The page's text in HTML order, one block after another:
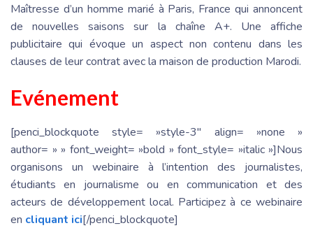
Maîtresse d’un homme marié à Paris, France qui annoncent
de nouvelles saisons sur la chaîne A+. Une affiche
publicitaire qui évoque un aspect non contenu dans les
clauses de leur contrat avec la maison de production Marodi.
Evénement
[penci_blockquote style= »style-3″ align= »none »
author= » » font_weight= »bold » font_style= »italic »]Nous
organisons un webinaire à l’intention des journalistes,
étudiants en journalisme ou en communication et des
acteurs de développement local. Participez à ce webinaire
en cliquant ici[/penci_blockquote]